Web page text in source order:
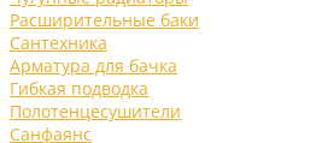
Расширительные баки
Сантехника
Арматура для бачка
Гибкая подводка
Полотенцесушители
Санфаянс